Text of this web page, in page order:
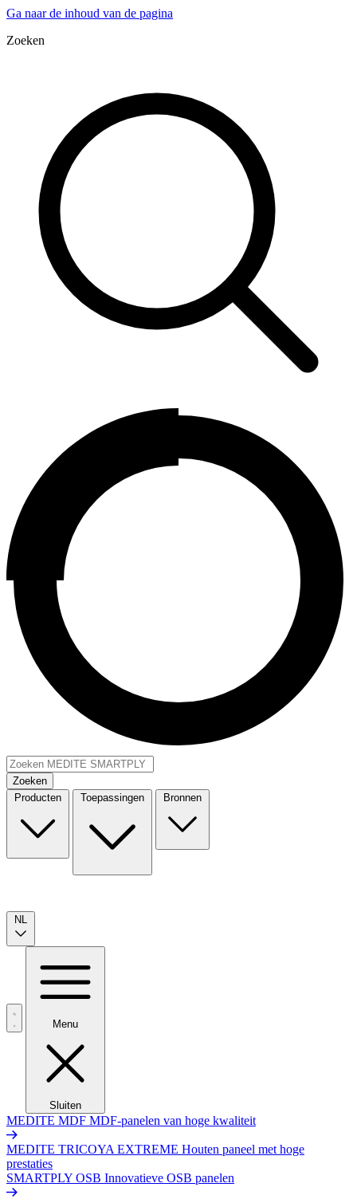
Ga naar de inhoud van de pagina
Zoeken
Zoeken
Producten
Toepassingen Bronnen
NL
Menu
Sluiten
MEDITE MDF MDF-panelen van hoge kwaliteit
MEDITE TRICOYA EXTREME Houten paneel met hoge
prestaties
SMARTPLY OSB Innovatieve OSB panelen